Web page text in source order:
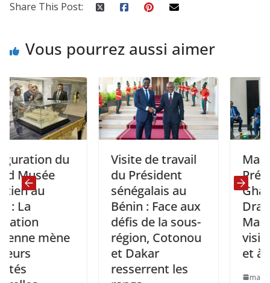
Share This Post:
Vous pourrez aussi aimer
du
Visite de travail
du Président
sénégalais au
Bénin : Face aux
défis de la sous-
région, Cotonou
et Dakar
resserrent les
Mali: Le
Président
Ghanéen
Dramani
Mahama
visite à
et à
mars 9, 2025